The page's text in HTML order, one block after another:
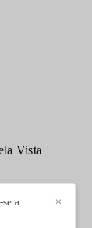
Vista
✕
a